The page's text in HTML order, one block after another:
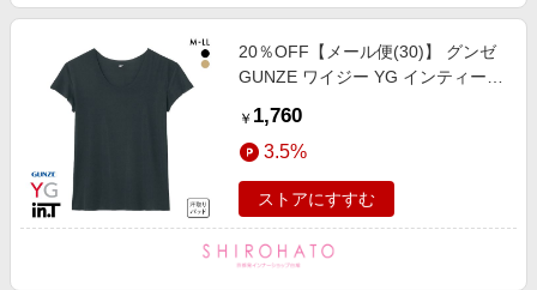
20％OFF【メール便(30)】 グンゼ
GUNZE ワイジー YG インティー
ーネック 超軽量 超速乾 汗取りイン
ナー 脇汗対策
￥ 1,760
3.5%
ストアにすすむ